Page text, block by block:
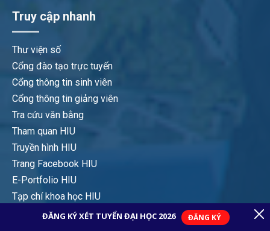
Truy cập nhanh
Thư viện số
Cổng đào tạo trực tuyến
Cổng thông tin sinh viên
Cổng thông tin giảng viên
Tra cứu văn bằng
Tham quan HIU
Truyền hình HIU
Trang Facebook HIU
E-Portfolio HIU
Tạp chí khoa học HIU
Sơ đồ trang web